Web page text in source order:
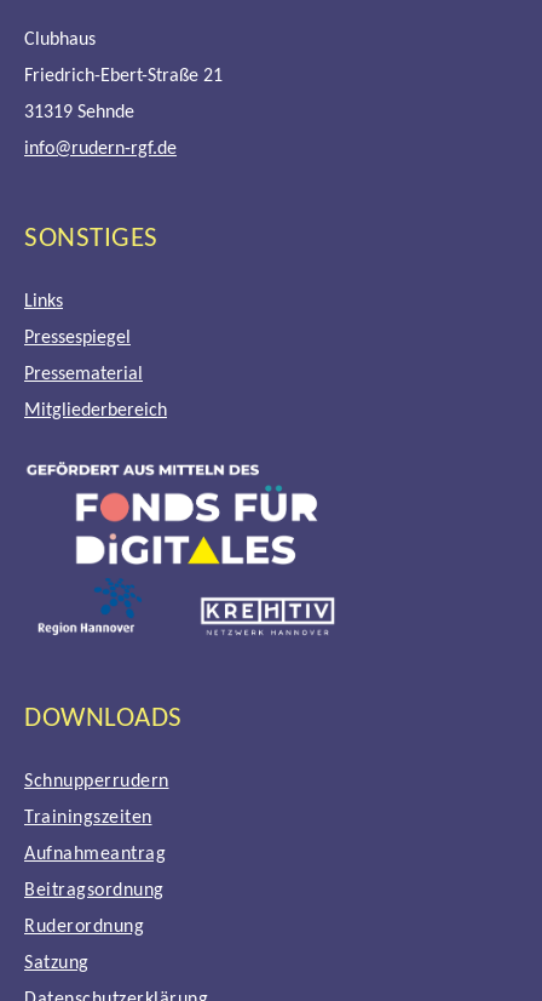
Clubhaus
Friedrich-Ebert-Straße 21
31319 Sehnde
info@rudern-rgf.de
SONSTIGES
Links
Pressespiegel
Pressematerial
Mitgliederbereich
DOWNLOADS
Schnupperrudern
Trainingszeiten
Aufnahmeantrag
Beitragsordnung
Ruderordnung
Satzung